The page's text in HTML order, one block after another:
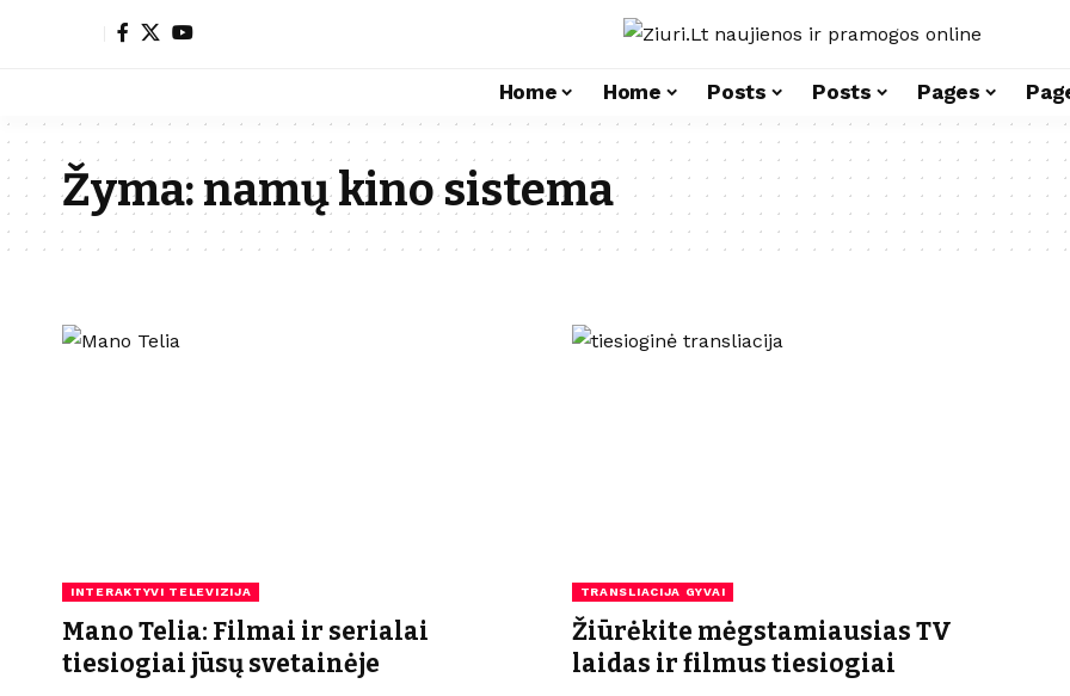
Home Home Posts Posts Pages
Žyma:namų kino sistema
INTERAKTYVI TELEVIZIJA
Mano Telia: Filmai ir serialai
tiesiogiai jūsų svetainėje
TRANSLIACIJA GYVAI
Žiūrėkite mėgstamiausias TV
laidas ir filmus tiesiogiai